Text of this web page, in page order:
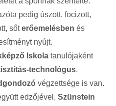
pedig úszott, focizott,
sőterőemelésben és
nyújt.
Iskola tanulójaként
technológus,
végzettsége is van.
edzőjével, Szünstein